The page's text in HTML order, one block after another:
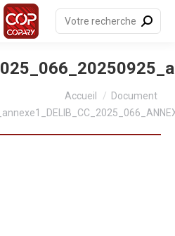
Recherche
:
Accueil
Document